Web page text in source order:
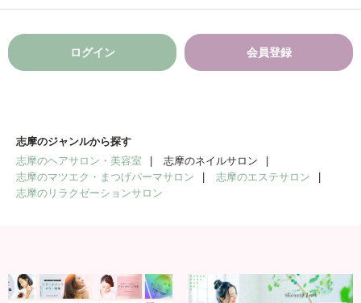
ログイン 会員登録
志摩のジャンルから探す
志摩のヘアサロン・美容室
志摩のネイルサロン
志摩のマツエク・まつげパーマサロン
志摩のエステサロン
志摩のリラクゼーションサロン